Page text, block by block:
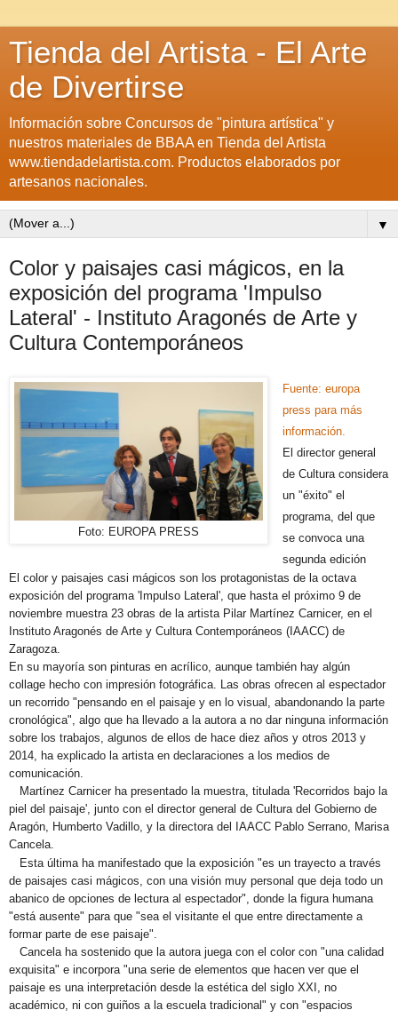
Tienda del Artista - El Arte
de Divertirse
Información sobre Concursos de "pintura artística" y
nuestros materiales de BBAA en Tienda del Artista
www.tiendadelartista.com. Productos elaborados por
artesanos nacionales.
▼
Color y paisajes casi mágicos, en la
exposición del programa 'Impulso
Lateral' - Instituto Aragonés de Arte y
Cultura Contemporáneos
Foto: EUROPA PRESS
Fuente: europa
press para más
información.
El director general
de Cultura considera
un "éxito" el
programa, del que
se convoca una
segunda edición
El color y paisajes casi mágicos son los protagonistas de la octava
exposición del programa 'Impulso Lateral', que hasta el próximo 9 de
noviembre muestra 23 obras de la artista Pilar Martínez Carnicer, en el
Instituto Aragonés de Arte y Cultura Contemporáneos (IAACC) de
Zaragoza.
En su mayoría son pinturas en acrílico, aunque también hay algún
collage hecho con impresión fotográfica. Las obras ofrecen al espectador
un recorrido "pensando en el paisaje y en lo visual, abandonando la parte
cronológica", algo que ha llevado a la autora a no dar ninguna información
sobre los trabajos, algunos de ellos de hace diez años y otros 2013 y
2014, ha explicado la artista en declaraciones a los medios de
comunicación.
Martínez Carnicer ha presentado la muestra, titulada 'Recorridos bajo la
piel del paisaje', junto con el director general de Cultura del Gobierno de
Aragón, Humberto Vadillo, y la directora del IAACC Pablo Serrano, Marisa
Cancela.
Esta última ha manifestado que la exposición "es un trayecto a través
de paisajes casi mágicos, con una visión muy personal que deja todo un
abanico de opciones de lectura al espectador", donde la figura humana
"está ausente" para que "sea el visitante el que entre directamente a
formar parte de ese paisaje".
Cancela ha sostenido que la autora juega con el color con "una calidad
exquisita" e incorpora "una serie de elementos que hacen ver que el
paisaje es una interpretación desde la estética del siglo XXI, no
académico, ni con guiños a la escuela tradicional" y con "espacios